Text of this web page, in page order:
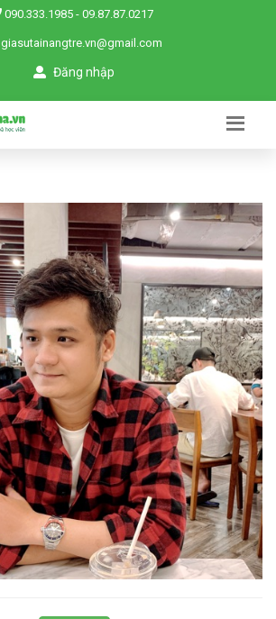
090.333.1985 - 09.87.87.0217
giasutainangtre.vn@gmail.com
Đăng nhập